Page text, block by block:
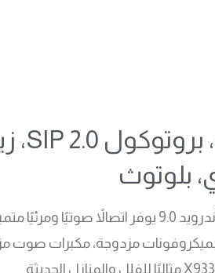
بلوتوث
بميكروفونات مزدوجة، مكبرات